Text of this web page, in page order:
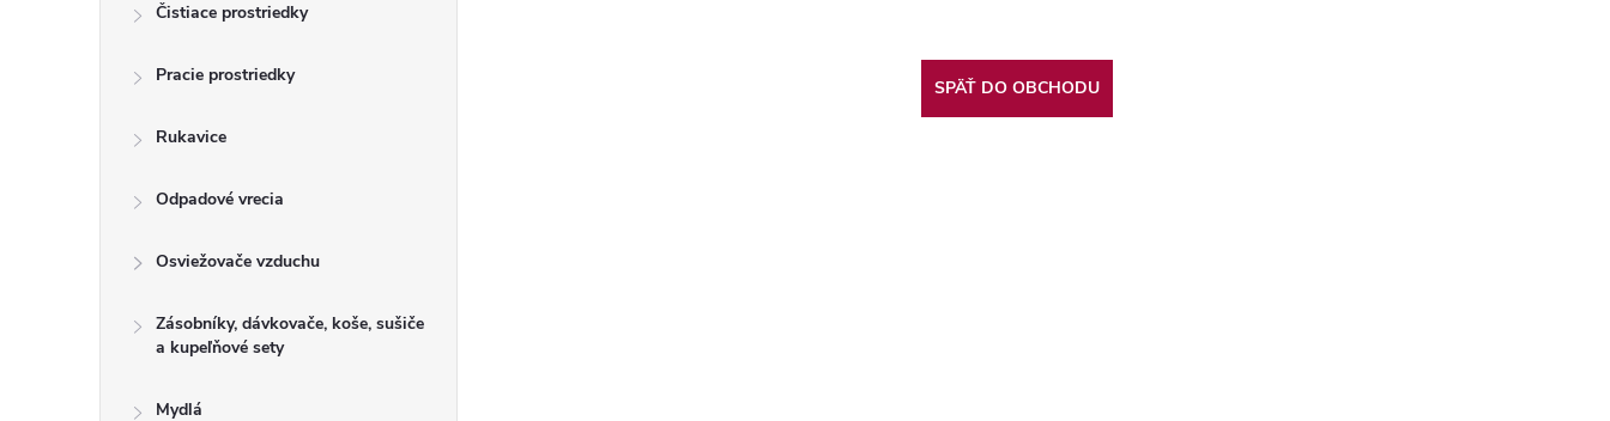
Čistiace prostriedky
Pracie prostriedky
Rukavice
Odpadové vrecia
Osviežovače vzduchu
Zásobníky, dávkovače, koše, sušiče
a kupeľňové sety
Mydlá
SPÄŤ DO OBCHODU